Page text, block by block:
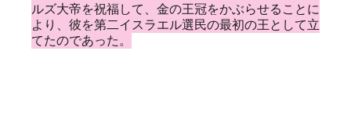
ルズ大帝を祝福して、金の王冠をかぶらせることに
より、彼を第二イスラエル選民の最初の王として立
てたのであった。